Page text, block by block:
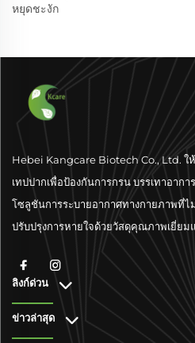
หยุดชะงัก
Hebei Kangcare Biotech Co., Ltd. ใ
เทปปากเพื่อป้องกันการกรน บรรเทาอา
โซลูชันการระบายอากาศทางกายภาพที่ไ
ปรับปรุงการหายใจด้วยวัสดุคุณภาพเยี่ย
ลิงก์ด่วน
ข่าวล่าสุด